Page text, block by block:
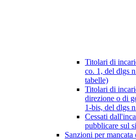
Titolari di
co. 1, del dlgs
tabelle)
Titolari di
direzione o di
1-bis, del dlgs
Cessati
pubblicare sul
Sanzioni per